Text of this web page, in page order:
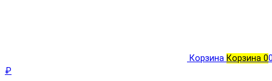
Корзина Корзина 0
₽